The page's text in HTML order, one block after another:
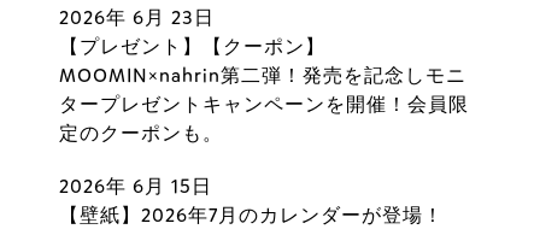
2026年 6月 23日
【プレゼント】【クーポン】
MOOMIN×nahrin第二弾！発売を記念しモニ
タープレゼントキャンペーンを開催！会員限
定のクーポンも。
2026年 6月 15日
【壁紙】2026年7月のカレンダーが登場！